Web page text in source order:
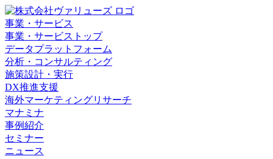
事業・サービス
事業・サービストップ
データプラットフォーム
分析・コンサルティング
施策設計・実行
DX推進支援
海外マーケティングリサーチ
マナミナ
事例紹介
セミナー
ニュース